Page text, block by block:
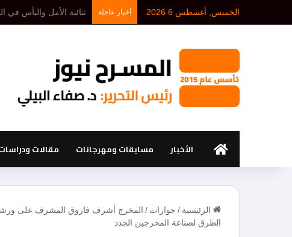
الخميس, أغسطس 6 2026 أخبار عاجلة د. أحمد بلخيري: كل
الرئيسيةالأخبار مسابقات ومهرجانات مقالات
الرئيسية / حوارات / المخرج أشرف فاروق المشرف على ورشة
الطرق لصناعة المخرجين الجدد